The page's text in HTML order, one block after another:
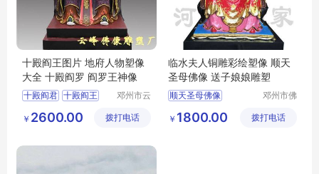
十殿阎王图片 地府人物塑像
大全 十殿阎罗 阎罗王神像
十殿阎君 十殿阎王
阎罗王
邓州市云
塑厂
￥ 2600.00 拨打电话
临水夫人铜雕彩绘塑像 顺天
圣母佛像 送子娘娘雕塑
顺天圣母佛像
临水夫人
邓州市佛
厂
￥ 1800.00 拨打电话